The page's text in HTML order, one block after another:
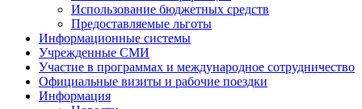
Использование бюджетных средств
Предоставляемые льготы
Информационные системы
Учрежденные СМИ
Участие в программах и международное сотрудничество
Официальные визиты и рабочие поездки
Информация